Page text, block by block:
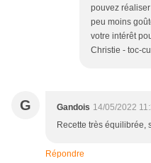
pouvez
peu moins
votre intérêt
Christie - toc-
G Gandois 14/05/2022
Recette très équilibrée,
Répondre